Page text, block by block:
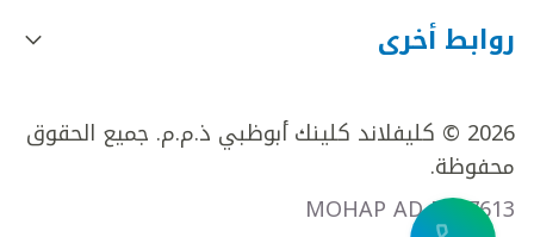
روابط أخرى
2026 © كليفلاند كلينك أبوظبي ذ.م.م. جميع الحقوق
محفوظة.
MOHAP AD FR27613